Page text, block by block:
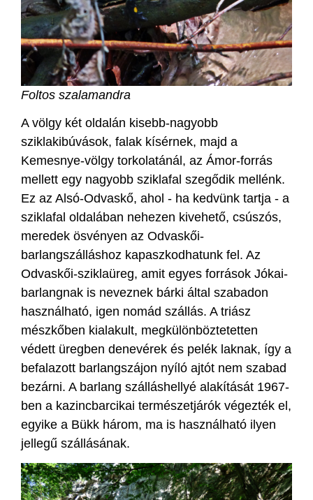
Foltos szalamandra
A völgy két oldalán kisebb-nagyobb
sziklakibúvások, falak kísérnek, majd a
Kemesnye-völgy torkolatánál, az Ámor-forrás
mellett egy nagyobb sziklafal szegődik mellénk.
Ez az Alsó-Odvaskő, ahol - ha kedvünk tartja - a
sziklafal oldalában nehezen kivehető, csúszós,
meredek ösvényen az Odvaskői-
barlangszálláshoz kapaszkodhatunk fel. Az
Odvaskői-sziklaüreg, amit egyes források Jókai-
barlangnak is neveznek bárki által szabadon
használható, igen nomád szállás. A triász
mészkőben kialakult, megkülönböztetetten
védett üregben denevérek és pelék laknak, így a
befalazott barlangszájon nyíló ajtót nem szabad
bezárni. A barlang szálláshellyé alakítását 1967-
ben a kazincbarcikai természetjárók végezték el,
egyike a Bükk három, ma is használható ilyen
jellegű szállásának.